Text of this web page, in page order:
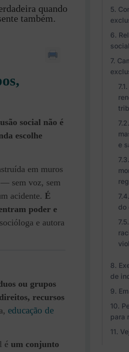
quando
também.
social não é
escolhe
em muros
sem voz, sem
acidente. É
poder e
e autora
ou grupos
recursos
educação de
é um conjunto
e
do
de
para